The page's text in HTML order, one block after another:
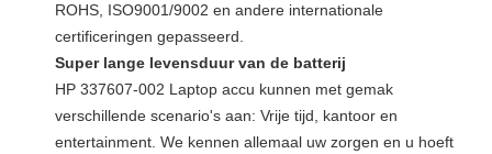
ROHS, ISO9001/9002 en andere internationale
certificeringen gepasseerd.
Super lange levensduur van de batterij
HP 337607-002 Laptop accu kunnen met gemak
verschillende scenario's aan: Vrije tijd, kantoor en
entertainment. We kennen allemaal uw zorgen en u hoeft